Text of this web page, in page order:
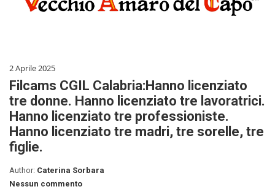
2 Aprile 2025
Filcams CGIL Calabria:Hanno licenziato
tre donne. Hanno licenziato tre lavoratrici.
Hanno licenziato tre professioniste.
Hanno licenziato tre madri, tre sorelle, tre
figlie.
Author: Caterina Sorbara
Nessun commento